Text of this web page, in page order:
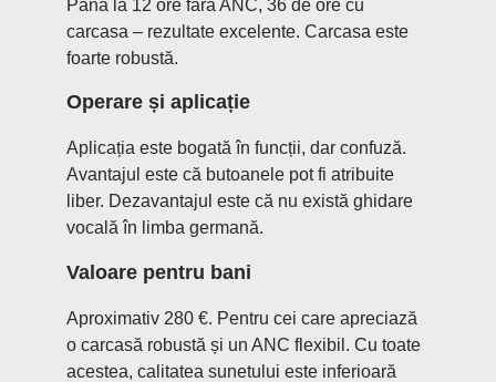
Până la 12 ore fără ANC, 36 de ore cu
carcasa – rezultate excelente. Carcasa este
foarte robustă.
Operare și aplicație
Aplicația este bogată în funcții, dar confuză.
Avantajul este că butoanele pot fi atribuite
liber. Dezavantajul este că nu există ghidare
vocală în limba germană.
Valoare pentru bani
Aproximativ 280 €. Pentru cei care apreciază
o carcasă robustă și un ANC flexibil. Cu toate
acestea, calitatea sunetului este inferioară